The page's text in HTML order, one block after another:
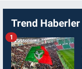
Trend Haberler
1